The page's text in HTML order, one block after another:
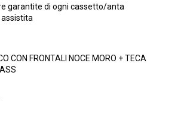
garantite di ogni cassetto/anta
CON FRONTALI NOCE MORO + TECA